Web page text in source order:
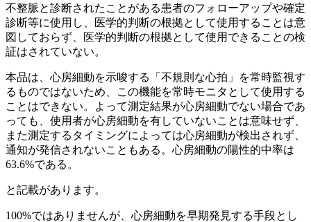
不整脈と診断されたことがある患者のフォローアップや確定
診断等に使用し、医学的判断の根拠として使用することは意
図しておらず、医学的判断の根拠として使用できることの検
証はされていない。
本品は、心房細動を示唆する「不規則な心拍」を常時監視す
るものではないため、この機能を常時モニタとして使用する
ことはできない。よって測定結果が心房細動でない場合であ
っても、使用者が心房細動を有していないことは意味せず、
また測定するタイミングによっては心房細動が検出されず、
通知が発信されないこともある。 心房細動の陽性的中率は
63.6%である。
と記載があります。
100%ではありませんが、心房細動を早期発見する手段とし